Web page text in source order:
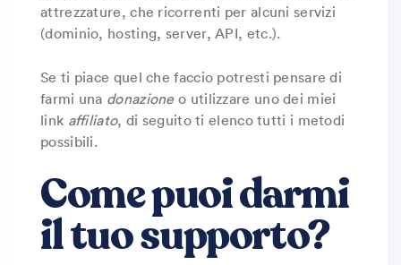
attrezzature, che ricorrenti per alcuni servizi
(dominio, hosting, server, API, etc.).
Se ti piace quel che faccio potresti pensare di
farmi una donazione o utilizzare uno dei miei
link affiliato, di seguito ti elenco tutti i metodi
possibili.
Come puoi darmi
il tuo supporto?